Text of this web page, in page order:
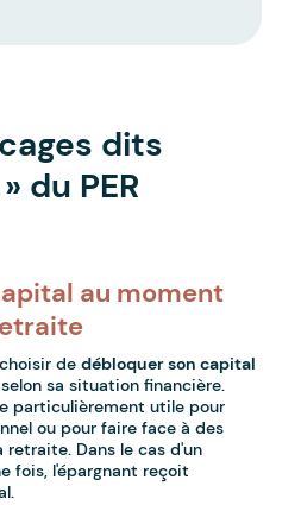
dits
du PER
au moment
dedébloquer son capital
selon sa situation financière.
particulièrement utile pour
ou pour faire face à des
retraite. Dans le cas d'un
fois, l'épargnant reçoit